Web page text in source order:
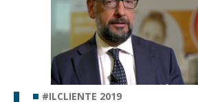
#ILCLIENTE 2019